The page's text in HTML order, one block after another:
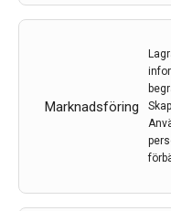
Marknadsföring
tydligare bild av